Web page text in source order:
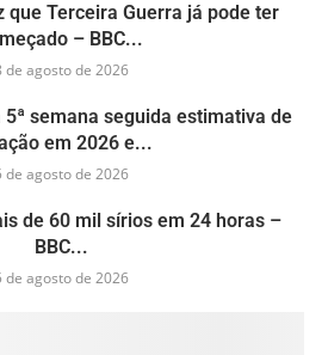
que Terceira Guerra já pode ter
– BBC...
de agosto de 2026
semana seguida estimativa de
em 2026 e...
de agosto de 2026
de 60 mil sírios em 24 horas –
BBC...
de agosto de 2026